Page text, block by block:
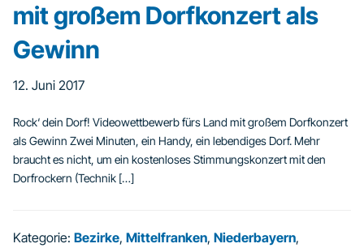
mit großem Dorfkonzert als
Gewinn
12. Juni 2017
Rock‘ dein Dorf! Videowettbewerb fürs Land mit großem Dorfkonzert
als Gewinn Zwei Minuten, ein Handy, ein lebendiges Dorf. Mehr
braucht es nicht, um ein kostenloses Stimmungskonzert mit den
Dorfrockern (Technik […]
Kategorie: Bezirke, Mittelfranken, Niederbayern,